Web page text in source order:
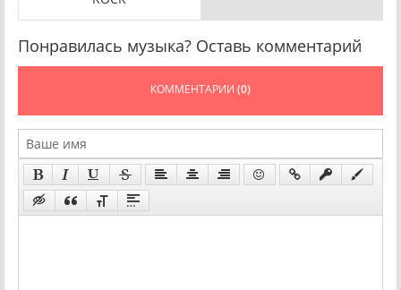
Понравилась музыка? Оставь комментарий
КОММЕНТАРИИ (0)